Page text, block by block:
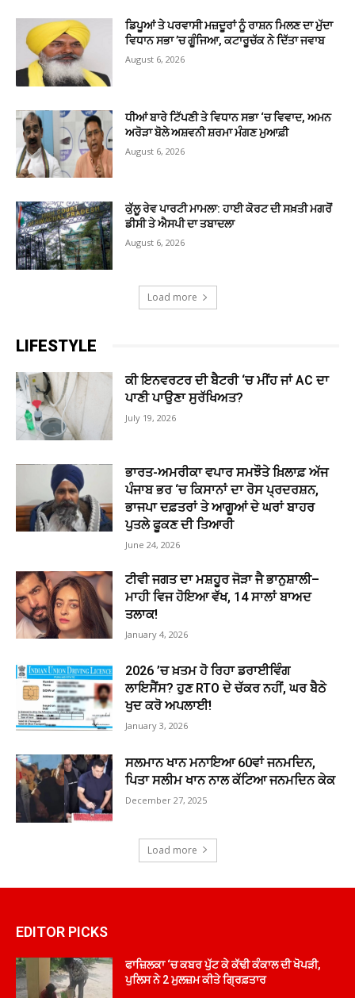
ਡਿਪੂਆਂ ਤੇ ਪਰਵਾਸੀ ਮਜ਼ਦੂਰਾਂ ਨੂੰ ਰਾਸ਼ਨ ਮਿਲਣ ਦਾ ਮੁੱਦਾ
ਵਿਧਾਨ ਸਭਾ ’ਚ ਗੂੰਜਿਆ, ਕਟਾਰੂਚੱਕ ਨੇ ਦਿੱਤਾ ਜਵਾਬ
August 6, 2026
ਧੀਆਂ ਬਾਰੇ ਟਿੱਪਣੀ ਤੇ ਵਿਧਾਨ ਸਭਾ ‘ਚ ਵਿਵਾਦ, ਅਮਨ
ਅਰੋੜਾ ਬੋਲੇ ਅਸ਼ਵਨੀ ਸ਼ਰਮਾ ਮੰਗਣ ਮੁਆਫ਼ੀ
August 6, 2026
ਕੁੱਲੂ ਰੇਵ ਪਾਰਟੀ ਮਾਮਲਾ: ਹਾਈ ਕੋਰਟ ਦੀ ਸਖ਼ਤੀ ਮਗਰੋਂ
ਡੀਸੀ ਤੇ ਐਸਪੀ ਦਾ ਤਬਾਦਲਾ
August 6, 2026
Load more
LIFESTYLE
ਕੀ ਇਨਵਰਟਰ ਦੀ ਬੈਟਰੀ ‘ਚ ਮੀਂਹ ਜਾਂ AC ਦਾ
ਪਾਣੀ ਪਾਉਣਾ ਸੁਰੱਖਿਅਤ?
July 19, 2026
ਭਾਰਤ-ਅਮਰੀਕਾ ਵਪਾਰ ਸਮਝੌਤੇ ਖ਼ਿਲਾਫ਼ ਅੱਜ
ਪੰਜਾਬ ਭਰ ‘ਚ ਕਿਸਾਨਾਂ ਦਾ ਰੋਸ ਪ੍ਰਦਰਸ਼ਨ,
ਭਾਜਪਾ ਦਫ਼ਤਰਾਂ ਤੇ ਆਗੂਆਂ ਦੇ ਘਰਾਂ ਬਾਹਰ
ਪੁਤਲੇ ਫੂਕਣ ਦੀ ਤਿਆਰੀ
June 24, 2026
ਟੀਵੀ ਜਗਤ ਦਾ ਮਸ਼ਹੂਰ ਜੋੜਾ ਜੈ ਭਾਨੁਸ਼ਾਲੀ–
ਮਾਹੀ ਵਿਜ ਹੋਇਆ ਵੱਖ, 14 ਸਾਲਾਂ ਬਾਅਦ
ਤਲਾਕ!
January 4, 2026
2026 ’ਚ ਖ਼ਤਮ ਹੋ ਰਿਹਾ ਡਰਾਈਵਿੰਗ
ਲਾਇਸੈਂਸ? ਹੁਣ RTO ਦੇ ਚੱਕਰ ਨਹੀਂ, ਘਰ ਬੈਠੇ
ਖੁਦ ਕਰੋ ਅਪਲਾਈ!
January 3, 2026
ਸਲਮਾਨ ਖਾਨ ਮਨਾਇਆ 60ਵਾਂ ਜਨਮਦਿਨ,
ਪਿਤਾ ਸਲੀਮ ਖਾਨ ਨਾਲ ਕੱਟਿਆ ਜਨਮਦਿਨ ਕੇਕ
December 27, 2025
Load more
EDITOR PICKS
ਫਾਜ਼ਿਲਕਾ ‘ਚ ਕਬਰ ਪੁੱਟ ਕੇ ਕੱਢੀ ਕੰਕਾਲ ਦੀ ਖੋਪੜੀ,
ਪੁਲਿਸ ਨੇ 2 ਮੁਲਜ਼ਮ ਕੀਤੇ ਗ੍ਰਿਫ਼ਤਾਰ